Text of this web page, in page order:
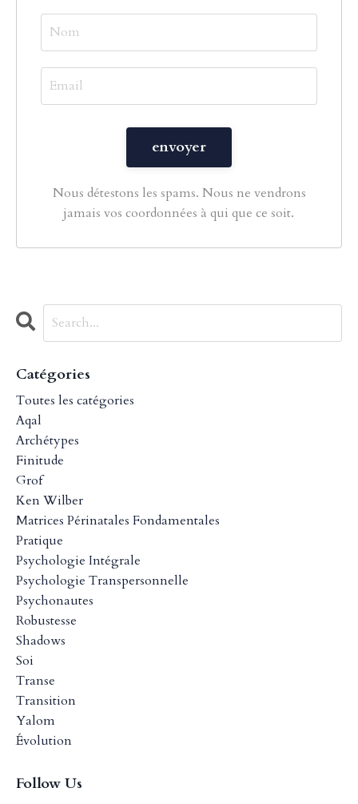
Nous détestons les spams. Nous ne vendrons
jamais vos coordonnées à qui que ce soit.
Catégories
Toutes les catégories
Aqal
Archétypes
Finitude
Grof
Ken Wilber
Matrices Périnatales Fondamentales
Pratique
Psychologie Intégrale
Psychologie Transpersonnelle
Psychonautes
Robustesse
Shadows
Soi
Transe
Transition
Yalom
Évolution
Follow Us